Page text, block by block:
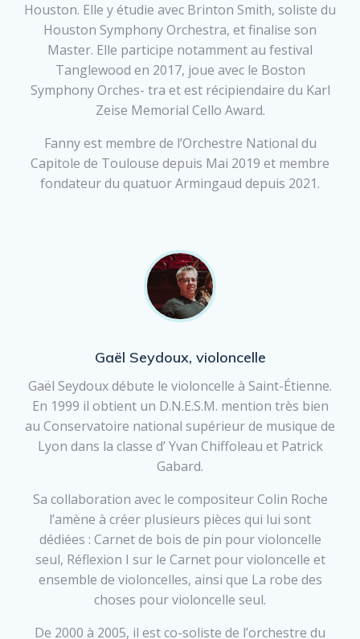
Houston. Elle y étudie avec Brinton Smith, soliste du
Houston Symphony Orchestra, et finalise son
Master. Elle participe notamment au festival
Tanglewood en 2017, joue avec le Boston
Symphony Orches- tra et est récipiendaire du Karl
Zeise Memorial Cello Award.
Fanny est membre de l’Orchestre National du
Capitole de Toulouse depuis Mai 2019 et membre
fondateur du quatuor Armingaud depuis 2021.
Gaël Seydoux, violoncelle
Gaël Seydoux débute le violoncelle à Saint-Étienne.
En 1999 il obtient un D.N.E.S.M. mention très bien
au Conservatoire national supérieur de musique de
Lyon dans la classe d’ Yvan Chiffoleau et Patrick
Gabard.
Sa collaboration avec le compositeur Colin Roche
l’amène à créer plusieurs pièces qui lui sont
dédiées : Carnet de bois de pin pour violoncelle
seul, Réflexion I sur le Carnet pour violoncelle et
ensemble de violoncelles, ainsi que La robe des
choses pour violoncelle seul.
De 2000 à 2005, il est co-soliste de l’orchestre du